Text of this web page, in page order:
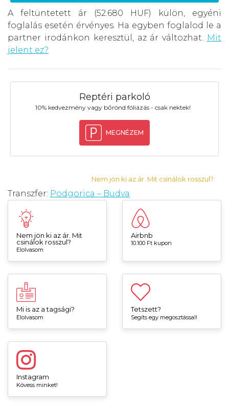
A feltüntetett ár (52.680 HUF) külön, egyéni
foglalás esetén érvényes. Ha egyben foglalod le a
partner irodánkon keresztül, az ár változhat. Mit
jelent ez?
Reptéri parkoló
10% kedvezmény vagy bőrönd fóliázás - csak nektek!
MEGNÉZEM
Nem jön ki az ár. Mit csinálok rosszul?
Transzfer: Podgorica – Budva
Nem jön ki az ár. Mit
csinálok rosszul?
Elolvasom
Airbnb
10.100 Ft kupon
Mi is az a tagsági?
Elolvasom
Tetszett?
Segíts egy megosztással!
Instagram
Kövess minket!